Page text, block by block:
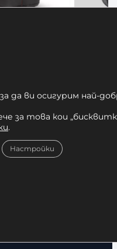
на голямо
фитнес уреди и
да ви осигурим най-
за това кои
.
Настройки